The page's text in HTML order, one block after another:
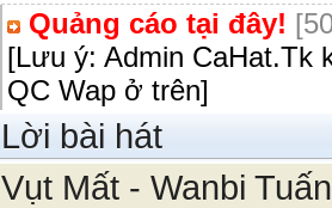
Quảng cáo tại đây!
[Lưu ý: Admin CaHat.Tk
QC Wap ở trên]
Lời bài hát
Vụt Mất - Wanbi